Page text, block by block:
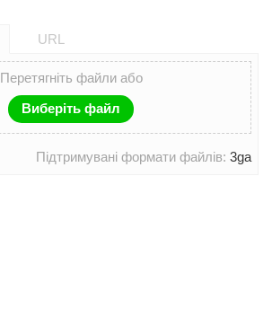
URL
Перетягніть файли або
Виберіть файл
Підтримувані формати файлів: 3ga